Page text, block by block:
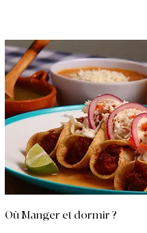
Où Manger et dormir ?